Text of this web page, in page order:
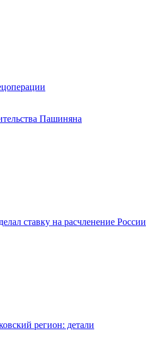
Пашиняна
ставку на расчленение России
регион: детали